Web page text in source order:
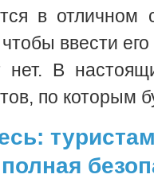
в отличном
ввести
В
по которым